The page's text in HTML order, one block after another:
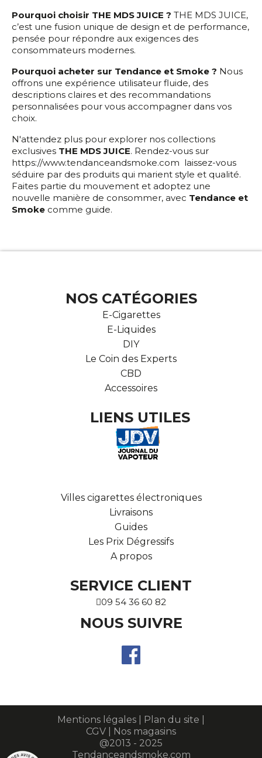
Pourquoi choisir THE MDS JUICE ? THE MDS JUICE,
c’est une fusion unique de design et de performance,
pensée pour répondre aux exigences des
consommateurs modernes.
Pourquoi acheter sur Tendance et Smoke ? Nous
offrons une expérience utilisateur fluide, des
descriptions claires et des recommandations
personnalisées pour vous accompagner dans vos
choix.
N'attendez plus pour explorer nos collections
exclusives THE MDS JUICE. Rendez-vous sur
https://www.tendanceandsmoke.com laissez-vous
séduire par des produits qui marient style et qualité.
Faites partie du mouvement et adoptez une
nouvelle manière de consommer, avec Tendance et
Smoke comme guide.
NOS CATÉGORIES
E-Cigarettes
E-Liquides
DIY
Le Coin des Experts
CBD
Accessoires
LIENS UTILES
Villes cigarettes électroniques
Livraisons
Guides
Les Prix Dégressifs
A propos
SERVICE CLIENT
09 54 36 60 82
NOUS SUIVRE
Mentions légales Plan du site
CGV
Nos magasins
@2013 - 2025
Tendanceandsmoke.com